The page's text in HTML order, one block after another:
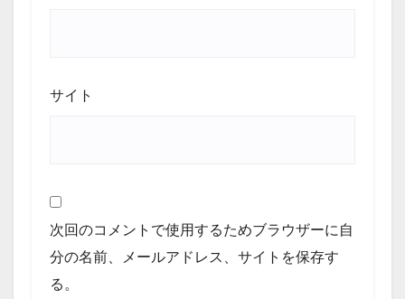
サイト
次回のコメントで使用するためブラウザーに自
分の名前、メールアドレス、サイトを保存す
る。